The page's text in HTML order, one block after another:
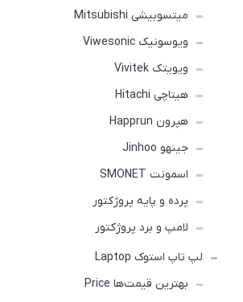
میتسوبیشی Mitsubishi
ویوسونیک Viwesonic
ویویتک Vivitek
هیتاچی Hitachi
هپرون Happrun
جینهو Jinhoo
اسمونت SMONET
پرده و پایه پروژکتور
لامپ و برد پروژکتور
لپ تاپ استوک Laptop
بهترین قیمت‌ها Price